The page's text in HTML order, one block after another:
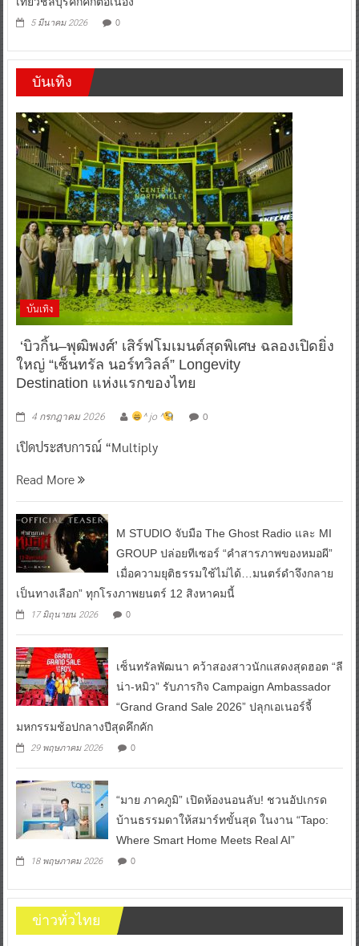
5 มีนาคม 2026 0
บันเทิง
บันเทิง
‘บิวกิ้น–พุฒิพงศ์’ เสิร์ฟโมเมนต์สุดพิเศษ ฉลองเปิดยิ่ง
ใหญ่ “เซ็นทรัล นอร์ทวิลล์” Longevity
Destination แห่งแรกของไทย
4 กรกฎาคม 2026 ^ jo ^ 0
เปิดประสบการณ์ “Multiply
Read More
M STUDIO จับมือ The Ghost Radio และ MI
GROUP ปล่อยทีเซอร์ “คำสารภาพของหมอผี”
เมื่อความยุติธรรมใช้ไม่ได้…มนตร์ดำจึงกลาย
เป็นทางเลือก” ทุกโรงภาพยนตร์ 12 สิงหาคมนี้
17 มิถุนายน 2026 0
เซ็นทรัลพัฒนา คว้าสองสาวนักแสดงสุดฮอต “ลี
น่า-หมิว” รับภารกิจ Campaign Ambassador
“Grand Grand Sale 2026” ปลุกเอเนอร์จี้
มหกรรมช้อปกลางปีสุดคึกคัก
29 พฤษภาคม 2026 0
“มาย ภาคภูมิ” เปิดห้องนอนลับ! ชวนอัปเกรด
บ้านธรรมดาให้สมาร์ทขั้นสุด ในงาน “Tapo:
Where Smart Home Meets Real AI”
18 พฤษภาคม 2026 0
ข่าวทั่วไทย